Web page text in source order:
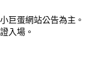
巨蛋網站公告為主 。
入場。